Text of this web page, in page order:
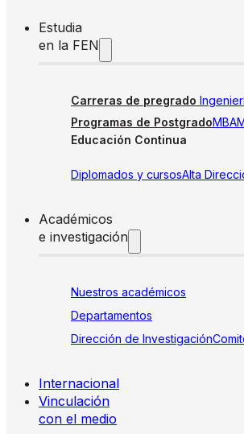
Estudia
en la FEN
Carreras de pregrado
Programas de PostgradoMBA
Educación Continua
Diplomados y cursosAlta
Académicos
e investigación
Nuestros académicos
Departamentos
Dirección de Investigación
Internacional
Vinculación
con el medio